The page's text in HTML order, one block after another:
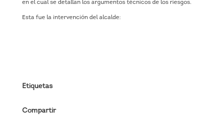
en el cual se detallan los argumentos técnicos de los riesgos.
Esta fue la intervención del alcalde:
Etiquetas
Compartir